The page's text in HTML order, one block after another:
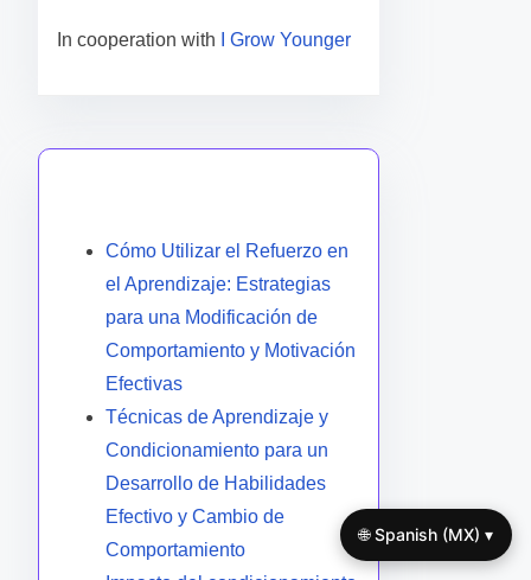
In cooperation with I Grow Younger
Cómo Utilizar el Refuerzo en
el Aprendizaje: Estrategias
para una Modificación de
Comportamiento y Motivación
Efectivas
Técnicas de Aprendizaje y
Condicionamiento para un
Desarrollo de Habilidades
Efectivo y Cambio de
Comportamiento
🌐 Spanish (MX) ▾